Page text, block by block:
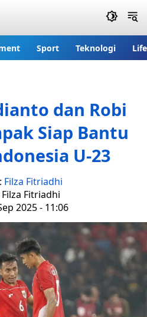
Sport Teknologi
dan Robi
Siap Bantu
U-23
Filza Fitriadhi
Fitriadhi
2025 - 11:06